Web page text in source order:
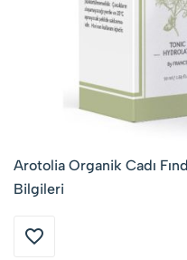
Arotolia Organik Cadı
Bilgileri